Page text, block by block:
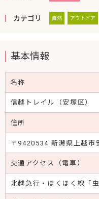
カテゴリ 自然 アウトドア
基本情報
名称
信越トレイル（安塚区）
住所
〒9420534 新潟県上越市
交通アクセス（電車）
北越急行・ほくほく線「